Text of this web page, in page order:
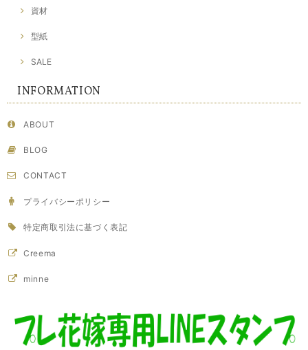
資材
型紙
SALE
INFORMATION
ABOUT
BLOG
CONTACT
プライバシーポリシー
特定商取引法に基づく表記
Creema
minne